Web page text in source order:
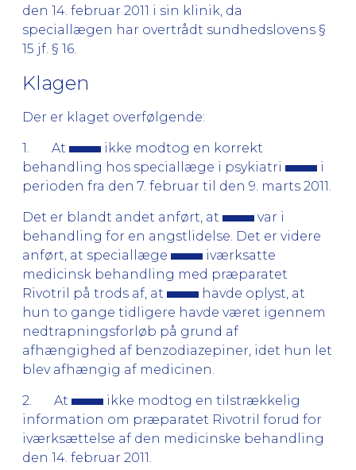
den 14. februar 2011 i sin klinik, da
speciallægen har overtrådt sundhedslovens §
15 jf. § 16.
Klagen
Der er klaget overfølgende:
1. At
ikke modtog en korrekt
behandling hos speciallæge i psykiatri
i
perioden fra den 7. februar til den 9. marts 2011.
Det er blandt andet anført, at
var i
behandling for en angstlidelse. Det er videre
anført, at speciallæge
iværksatte
medicinsk behandling med præparatet
Rivotril på trods af, at
havde oplyst, at
hun to gange tidligere havde været igennem
nedtrapningsforløb på grund af
afhængighed af benzodiazepiner, idet hun let
blev afhængig af medicinen.
2. At
ikke modtog en tilstrækkelig
information om præparatet Rivotril forud for
iværksættelse af den medicinske behandling
den 14. februar 2011.